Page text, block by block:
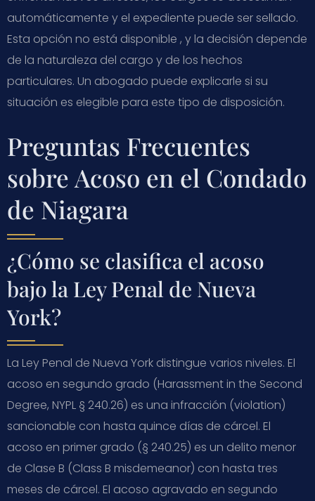
automáticamente y el expediente puede ser sellado.
Esta opción no está disponible , y la decisión depende
de la naturaleza del cargo y de los hechos
particulares. Un abogado puede explicarle si su
situación es elegible para este tipo de disposición.
Preguntas Frecuentes
sobre Acoso en el Condado
de Niagara
¿Cómo se clasifica el acoso
bajo la Ley Penal de Nueva
York?
La Ley Penal de Nueva York distingue varios niveles. El
acoso en segundo grado (Harassment in the Second
Degree, NYPL § 240.26) es una infracción (violation)
sancionable con hasta quince días de cárcel. El
acoso en primer grado (§ 240.25) es un delito menor
de Clase B (Class B misdemeanor) con hasta tres
meses de cárcel. El acoso agravado en segundo